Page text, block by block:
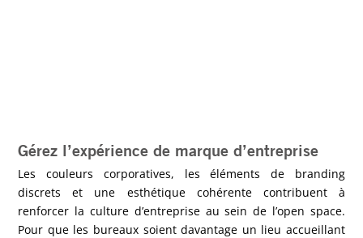
Gérez l’expérience de marque d’entreprise
Les couleurs corporatives, les éléments de branding
discrets et une esthétique cohérente contribuent à
renforcer la culture d’entreprise au sein de l’open space.
Pour que les bureaux soient davantage un lieu accueillant